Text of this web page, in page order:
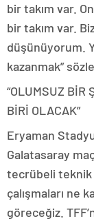
bir takım var.
bir takım var.
düşünüyorum.
kazanmak”
“OLUMSUZ BİR
BİRİ OLACAK”
Eryaman
Galatasaray
tecrübeli teknik
çalışmaları ne
göreceğiz.